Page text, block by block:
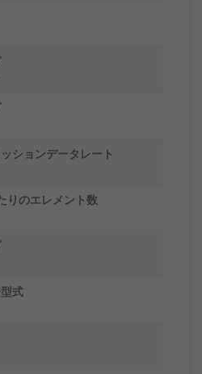
ションデータレート
りのエレメント数
式